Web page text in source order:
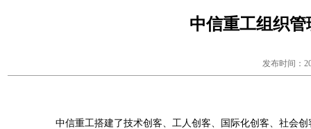
中信重工组织
发布时间：
中信重工搭建了技术创客、工人创客、国际化创客、社会